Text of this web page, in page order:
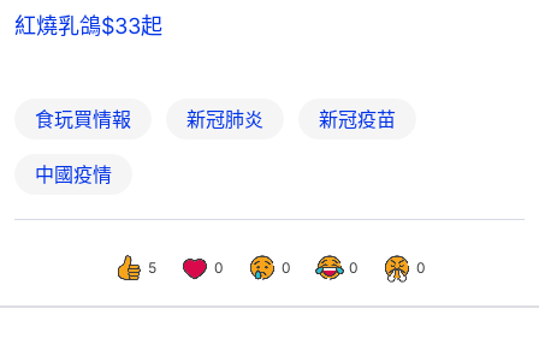
紅燒乳鴿$33起
食玩買情報 新冠肺炎 新冠疫苗
中國疫情
5 0 0 0 0